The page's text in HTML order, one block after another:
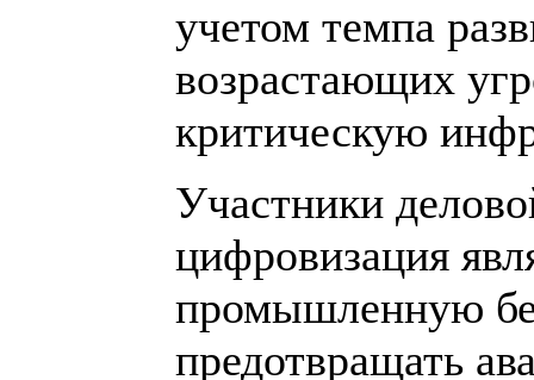
учетом темпа
возрастающих
критическую
Участники
цифровизация
промышленную
предотвращать